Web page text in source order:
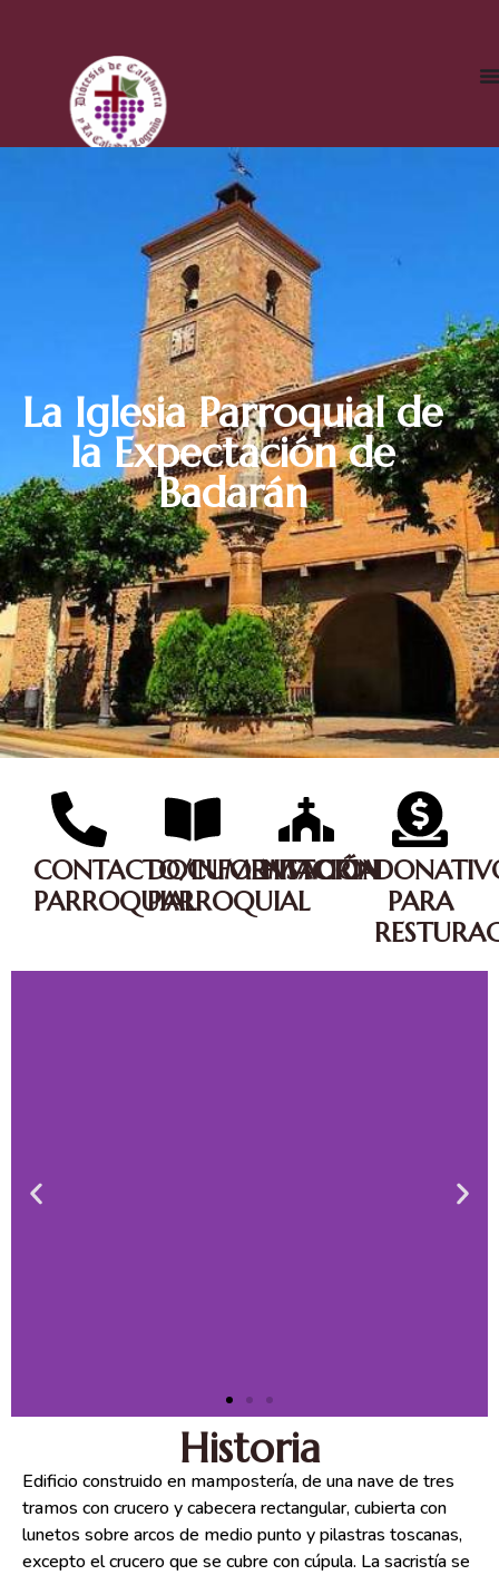
La Iglesia Parroquial de
la Expectación de
Badarán
CONTACTO/INFORMACIÓN
PARROQUIAL
DOCUMENTACIÓN
PARROQUIAL
HISTORIA
PARA
Historia
Edificio construido en mampostería, de una nave de tres
tramos con crucero y cabecera rectangular, cubierta con
lunetos sobre arcos de medio punto y pilastras toscanas,
excepto el crucero que se cubre con cúpula. La sacristía se